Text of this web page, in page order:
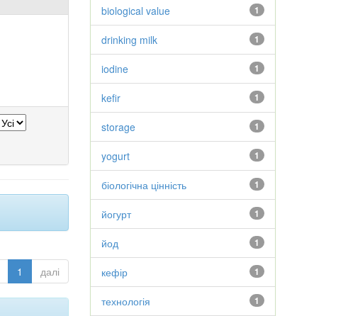
1 далі
1
biological value
1
drinking milk
1
iodine
1
kefir
1
storage
1
yogurt
1
біологічна цінність
1
йогурт
1
йод
1
кефір
1
технологія